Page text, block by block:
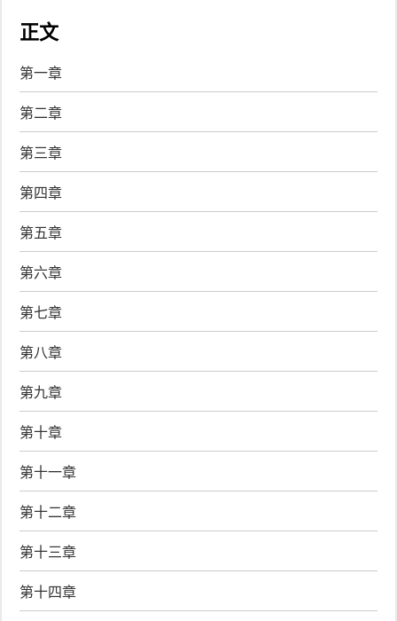
正文
第一章
第二章
第三章
第四章
第五章
第六章
第七章
第八章
第九章
第十章
第十一章
第十二章
第十三章
第十四章